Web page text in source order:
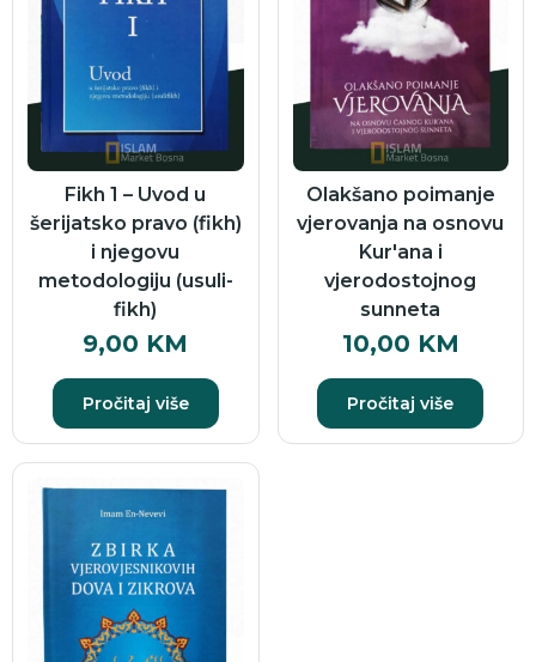
Fikh 1 – Uvod u
šerijatsko pravo (fikh)
i njegovu
metodologiju (usuli-
fikh)
9,00 KM
Pročitaj više
Olakšano poimanje
vjerovanja na osnovu
Kur'ana i
vjerodostojnog
sunneta
10,00 KM
Pročitaj više